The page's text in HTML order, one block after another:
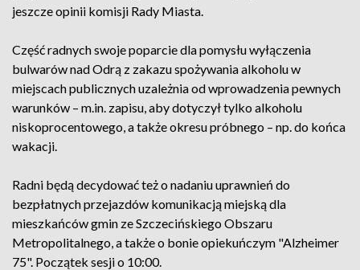
jeszcze opinii komisji Rady Miasta.
Część radnych swoje poparcie dla pomysłu wyłączenia
bulwarów nad Odrą z zakazu spożywania alkoholu w
miejscach publicznych uzależnia od wprowadzenia pewnych
warunków – m.in. zapisu, aby dotyczył tylko alkoholu
niskoprocentowego, a także okresu próbnego – np. do końca
wakacji.
Radni będą decydować też o nadaniu uprawnień do
bezpłatnych przejazdów komunikacją miejską dla
mieszkańców gmin ze Szczecińskiego Obszaru
Metropolitalnego, a także o bonie opiekuńczym "Alzheimer
75". Początek sesji o 10:00.